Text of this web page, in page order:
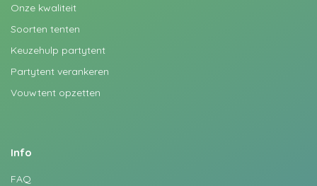
Onze kwaliteit
Soorten tenten
Keuzehulp partytent
Partytent verankeren
Vouwtent opzetten
Info
FAQ